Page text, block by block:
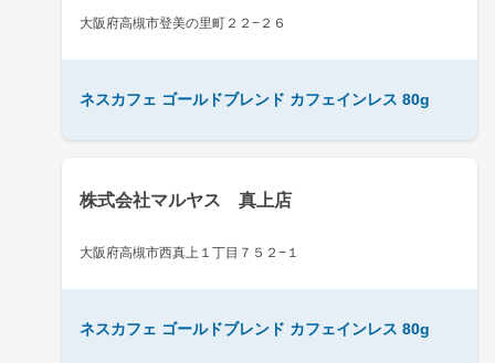
大阪府高槻市登美の里町２２−２６
ネスカフェ ゴールドブレンド カフェインレス 80g
株式会社マルヤス 真上店
大阪府高槻市西真上１丁目７５２−１
ネスカフェ ゴールドブレンド カフェインレス 80g